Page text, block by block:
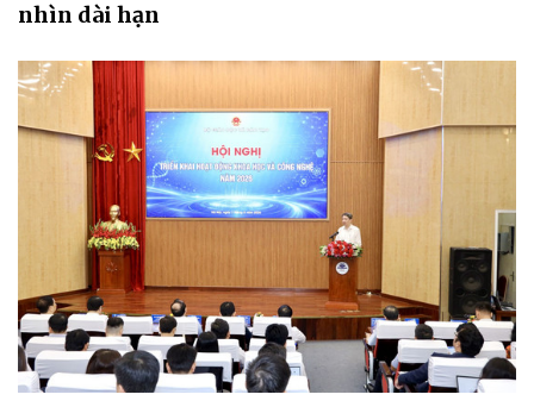
nhìn dài hạn